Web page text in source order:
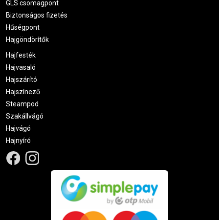
GLS csomagpont
Biztonságos fizetés
Hűségpont
Hajgöndörítők
Hajfesték
Hajvasaló
Hajszárító
Hajszínező
Steampod
Szakállvágó
Hajvágó
Hajnyíró